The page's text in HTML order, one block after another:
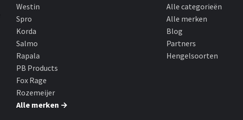
Westin
Spro
Korda
Salmo
Rapala
PB Products
Fox Rage
Rozemeijer
Alle merken →
Alle categorieën
Alle merken
Blog
Partners
Hengelsoorten